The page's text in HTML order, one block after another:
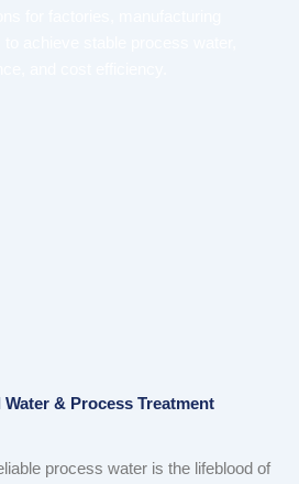
& Process Treatment
process water is the lifeblood of